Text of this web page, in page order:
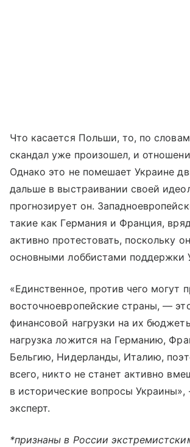
Что касается Польши, то, по
скандал уже произошел, и
Однако это не помешает Украине
дальше в выстраивании своей
прогнозирует он.
такие как Германия и Франция,
активно протестовать, поскольку
основными лоббистами поддержки
«Единственное, против чего могут
восточноевропейские страны, —
финансовой нагрузки на их
нагрузка ложится на Германию,
Бельгию, Нидерланды, Италию,
всего, никто не станет активно
в исторические вопросы
эксперт.
*признаны в России